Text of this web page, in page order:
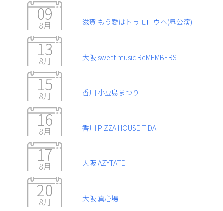
09
8月 滋賀 もう愛はトゥモロウヘ(昼公演)
13
8月 大阪 sweet music ReMEMBERS
15
8月 香川 小豆島まつり
16
8月 香川 PIZZA HOUSE TIDA
17
8月 大阪 AZYTATE
20
8月 大阪 真心場